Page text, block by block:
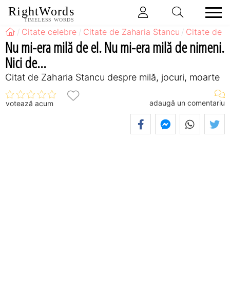
RightWords
TIMELESS WORDS
Citate celebre Citate de Zaharia Stancu Citate de
Nu mi-era milă de el. Nu mi-era milă de nimeni.
Nici de...
Citat de Zaharia Stancu despre milă, jocuri, moarte
votează acum adaugă un comentariu